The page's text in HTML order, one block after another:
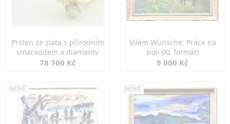
Prsten ze zlata s přírodním
smaragdem a diamanty
78 700 Kč
Vilém Wünsche: Práce na
poli (XL formát)
9 000 Kč
NOVÉ NOVÉ